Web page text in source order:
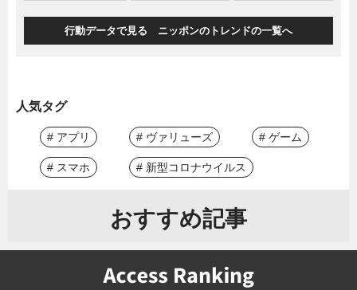
行動データで見る ニッポンのトレンドの一覧へ
人気タグ
# アプリ # ヴァリューズ # ゲーム
# スマホ # 新型コロナウイルス
おすすめ記事